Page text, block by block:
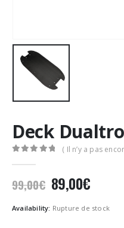
Deck
( Il n’y a pas
99,00€ Le
prix
initial
89,00€Le
actuel
Availability: Rupture de stock